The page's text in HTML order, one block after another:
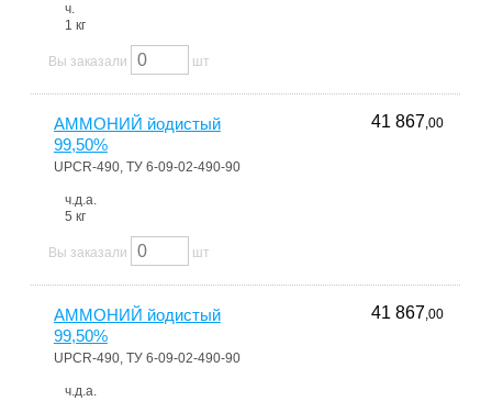
ч.
1 кг
Вы заказали шт
АММОНИЙ йодистый
99,50%
UPCR-490, ТУ 6-09-02-490-90
ч.д.а.
5 кг
41 867,00
Вы заказали шт
АММОНИЙ йодистый
99,50%
UPCR-490, ТУ 6-09-02-490-90
ч.д.а.
41 867,00